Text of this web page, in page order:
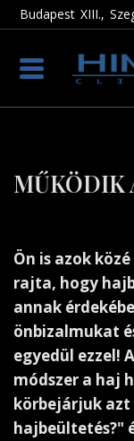
Budapest XIII.,
Toggle
navigation
MŰKÖDIK
Ön is azok
rajta, hogy
annak
önbizalmukat
egyedül ezzel!
módszer a haj
körbejárjuk azt
hajbeültetés?"